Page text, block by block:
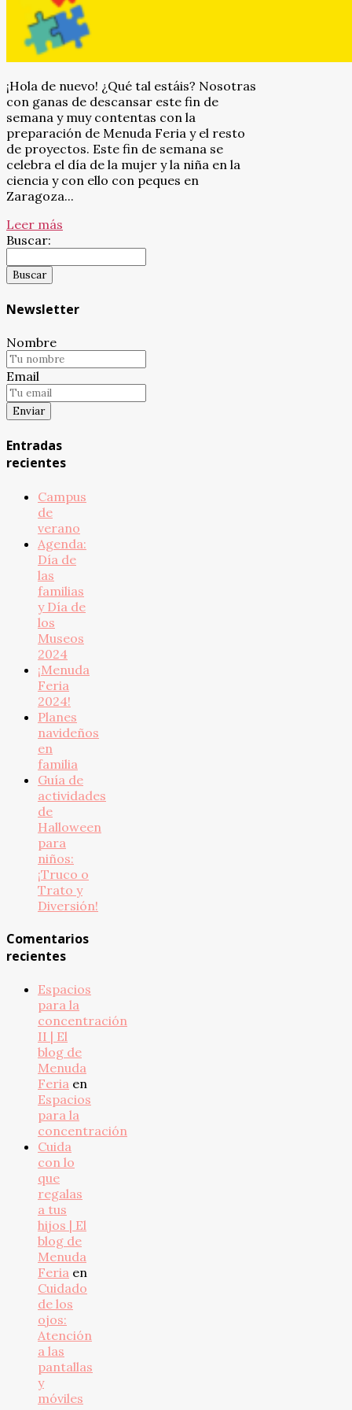
¡Hola de nuevo! ¿Qué tal estáis? Nosotras
con ganas de descansar este fin de
semana y muy contentas con la
preparación de Menuda Feria y el resto
de proyectos. Este fin de semana se
celebra el día de la mujer y la niña en la
ciencia y con ello con peques en
Zaragoza...
Leer más
Buscar:
Newsletter
Nombre
Email
Entradas
recientes
Campus
de
verano
Agenda:
Día de
las
familias
y Día de
los
Museos
2024
¡Menuda
Feria
2024!
Planes
navideños
en
familia
Guía de
actividades
de
Halloween
para
niños:
¡Truco o
Trato y
Diversión!
Comentarios
recientes
Espacios
para la
concentración
II | El
blog de
Menuda
Feria en
Espacios
para la
concentración
Cuida
con lo
que
regalas
a tus
hijos | El
blog de
Menuda
Feria en
Cuidado
de los
ojos:
Atención
a las
pantallas
y
móviles